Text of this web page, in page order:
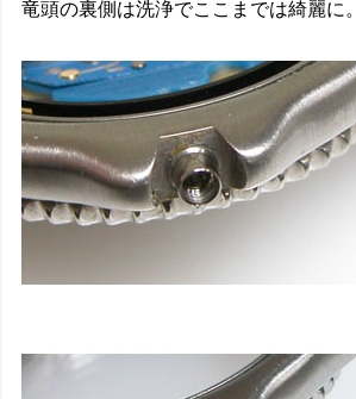
竜頭の裏側は洗浄でここまでは綺麗に。